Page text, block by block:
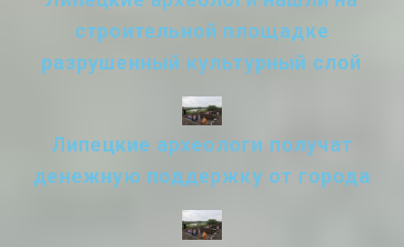
строительной площадке
разрушенный культурный слой
Липецкие археологи получат
денежную поддержку от города